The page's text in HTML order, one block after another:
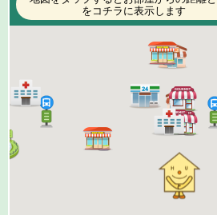
をコチラに表示します